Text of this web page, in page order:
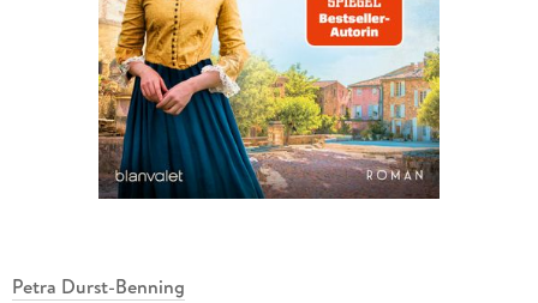
Petra Durst-Benning